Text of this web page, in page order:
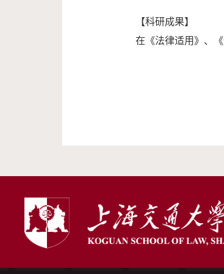
【科研成果】
在《法律适用》、